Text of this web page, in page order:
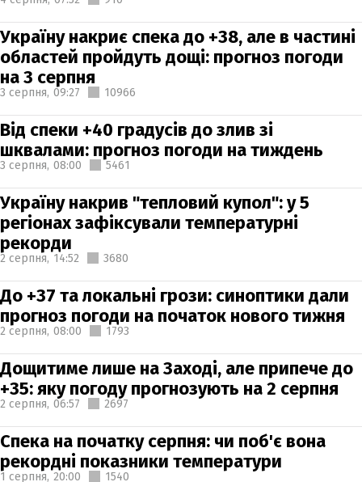
Україну накриє спека до +38, але в частині
областей пройдуть дощі: прогноз погоди
на 3 серпня
3 серпня, 09:27 10966
Від спеки +40 градусів до злив зі
шквалами: прогноз погоди на тиждень
3 серпня, 08:00 5461
Україну накрив "тепловий купол": у 5
регіонах зафіксували температурні
рекорди
2 серпня, 14:52 3680
До +37 та локальні грози: синоптики дали
прогноз погоди на початок нового тижня
2 серпня, 08:00 1793
Дощитиме лише на Заході, але припече до
+35: яку погоду прогнозують на 2 серпня
2 серпня, 06:57 2697
Спека на початку серпня: чи поб'є вона
рекордні показники температури
1 серпня, 20:00 1540